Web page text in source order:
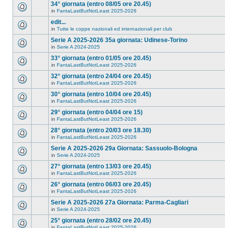
34° giornata (entro 08/05 ore 20.45)
in FantaLastButNotLeast 2025-2026
edit...
in Tutte le coppe nazionali ed internazionali per club
Serie A 2025-2026 35a giornata: Udinese-Torino
in Serie A 2024-2025
33° giornata (entro 01/05 ore 20.45)
in FantaLastButNotLeast 2025-2026
32° giornata (entro 24/04 ore 20.45)
in FantaLastButNotLeast 2025-2026
30° giornata (entro 10/04 ore 20.45)
in FantaLastButNotLeast 2025-2026
29° giornata (entro 04/04 ore 15)
in FantaLastButNotLeast 2025-2026
28° giornata (entro 20/03 ore 18.30)
in FantaLastButNotLeast 2025-2026
Serie A 2025-2026 29a Giornata: Sassuolo-Bologna
in Serie A 2024-2025
27° giornata (entro 13/03 ore 20.45)
in FantaLastButNotLeast 2025-2026
26° giornata (entro 06/03 ore 20.45)
in FantaLastButNotLeast 2025-2026
Serie A 2025-2026 27a Giornata: Parma-Cagliari
in Serie A 2024-2025
25° giornata (entro 28/02 ore 20.45)